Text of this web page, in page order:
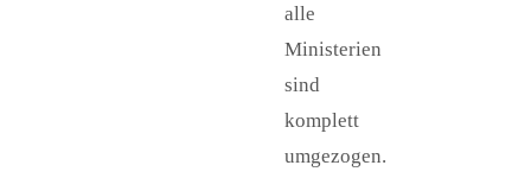
alle
Ministerien
sind
komplett
umgezogen.